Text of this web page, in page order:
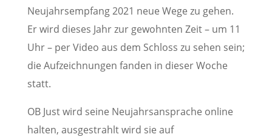
Neujahrsempfang 2021 neue Wege zu gehen.
Er wird dieses Jahr zur gewohnten Zeit – um 11
Uhr – per Video aus dem Schloss zu sehen sein;
die Aufzeichnungen fanden in dieser Woche
statt.
OB Just wird seine Neujahrsansprache online
halten, ausgestrahlt wird sie auf